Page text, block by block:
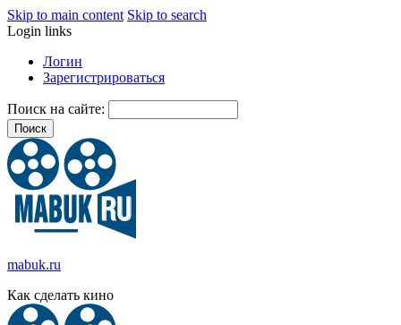
Skip to main content Skip to search
Login links
Логин
Зарегистрироваться
Поиск на сайте:
mabuk.ru
Как сделать кино